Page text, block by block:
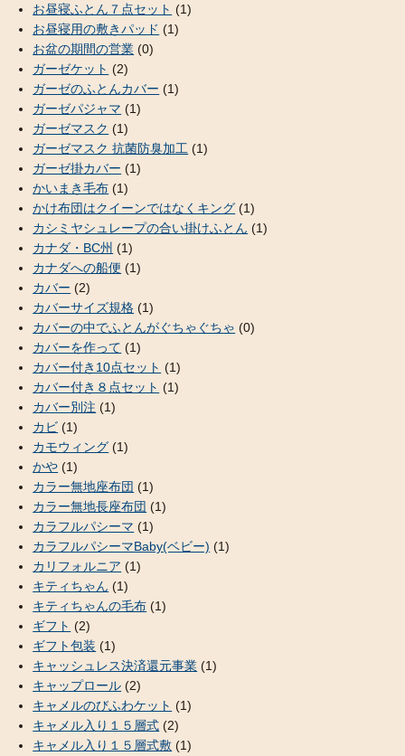
お昼寝ふとん７点セット (1)
お昼寝用の敷きパッド (1)
お盆の期間の営業 (0)
ガーゼケット (2)
ガーゼのふとんカバー (1)
ガーゼパジャマ (1)
ガーゼマスク (1)
ガーゼマスク 抗菌防臭加工 (1)
ガーゼ掛カバー (1)
かいまき毛布 (1)
かけ布団はクイーンではなくキング (1)
カシミヤシュレープの合い掛けふとん (1)
カナダ・BC州 (1)
カナダへの船便 (1)
カバー (2)
カバーサイズ規格 (1)
カバーの中でふとんがぐちゃぐちゃ (0)
カバーを作って (1)
カバー付き10点セット (1)
カバー付き８点セット (1)
カバー別注 (1)
カビ (1)
カモウィング (1)
かや (1)
カラー無地座布団 (1)
カラー無地長座布団 (1)
カラフルパシーマ (1)
カラフルパシーマBaby(ベビー) (1)
カリフォルニア (1)
キティちゃん (1)
キティちゃんの毛布 (1)
ギフト (2)
ギフト包装 (1)
キャッシュレス決済還元事業 (1)
キャップロール (2)
キャメルのびふわケット (1)
キャメル入り１５層式 (2)
キャメル入り１５層式敷 (1)